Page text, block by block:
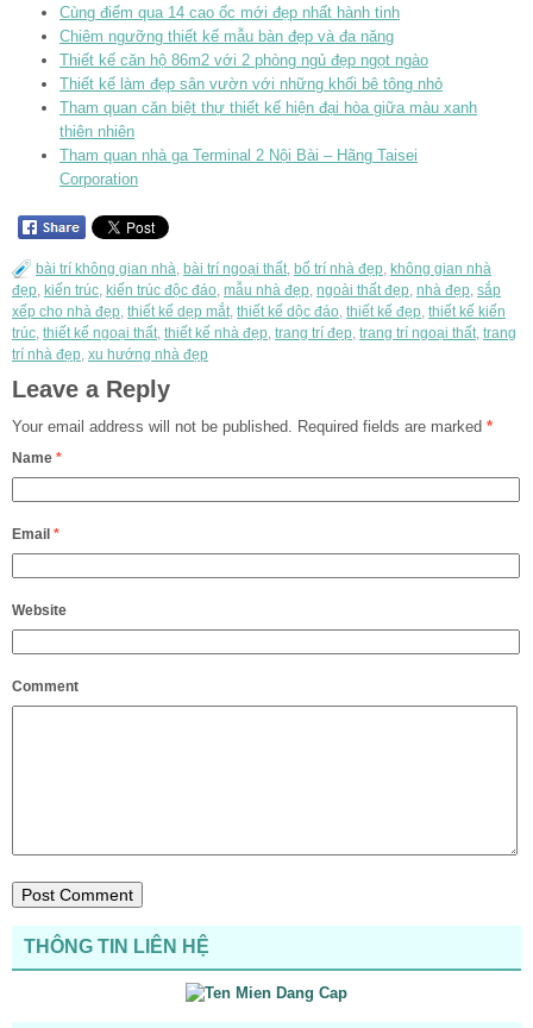
Cùng điểm qua 14 cao ốc mới đẹp nhất hành tinh
Chiêm ngưỡng thiết kế mẫu bàn đẹp và đa năng
Thiết kế căn hộ 86m2 với 2 phòng ngủ đẹp ngọt ngào
Thiết kế làm đẹp sân vườn với những khối bê tông nhỏ
Tham quan căn biệt thự thiết kế hiện đại hòa giữa màu xanh
thiên nhiên
Tham quan nhà ga Terminal 2 Nội Bài – Hãng Taisei
Corporation
bài trí không gian nhà bài trí ngoại thất bố trí nhà đẹp không gian nhà
đẹp kiến trúc kiến trúc độc đáo mẫu nhà đẹp ngoài thất đẹp nhà đẹp sắp
xếp cho nhà đẹp thiết kế dẹp mắt thiết kế dộc đáo thiết kế đẹp thiết kế kiến
trúc thiết kế ngoại thất thiết kế nhà đẹp trang trí đẹp trang trí ngoại thất trang
trí nhà đẹp xu hướng nhà đẹp
Leave a Reply
Your email address will not be published. Required fields are marked *
Name *
Email *
Website
Comment
THÔNG TIN LIÊN HỆ